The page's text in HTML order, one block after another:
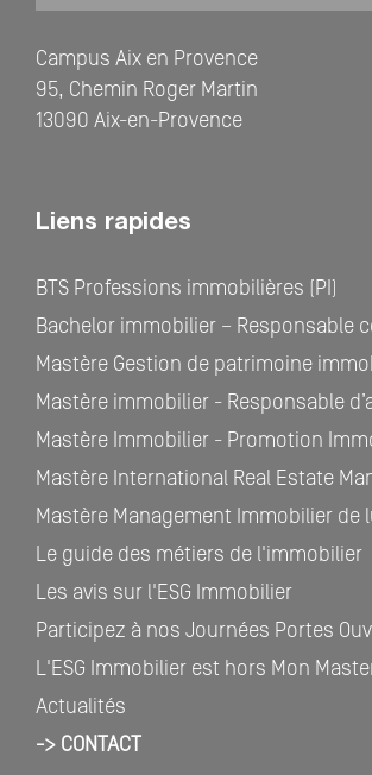
Campus Aix en Provence
95, Chemin Roger Martin
13090 Aix-en-Provence
Liens rapides
BTS Professions immobilières (PI)
Bachelor immobilier – Responsable
Mastère Gestion de patrimoine
Mastère immobilier - Responsable
Mastère Immobilier - Promotion
Mastère International Real Estate
Mastère Management Immobilier de
Le guide des métiers de l'immobilier
Les avis sur l'ESG Immobilier
Participez à nos Journées Portes
L'ESG Immobilier est hors Mon
Actualités
-> CONTACT